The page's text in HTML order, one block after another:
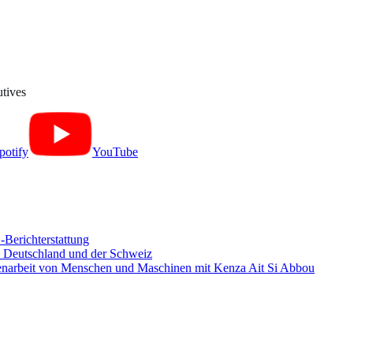
YouTube
Berichterstattung
und der Schweiz
von Menschen und Maschinen mit Kenza Ait Si Abbou